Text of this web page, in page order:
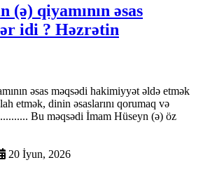
(ə) qiyamının əsas
idi ? Həzrətin
əsas məqsədi hakimiyyət əldə etmək
etmək, dinin əsaslarını qorumaq və
Bu məqsədi İmam Hüseyn (ə) öz
20 İyun, 2026